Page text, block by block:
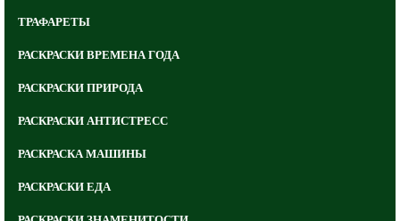
ТРАФАРЕТЫ
РАСКРАСКИ ВРЕМЕНА ГОДА
РАСКРАСКИ ПРИРОДА
РАСКРАСКИ АНТИСТРЕСС
РАСКРАСКА МАШИНЫ
РАСКРАСКИ ЕДА